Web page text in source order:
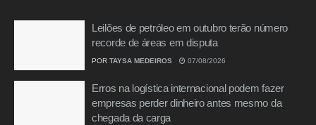
Leilões de petróleo em outubro terão número
recorde de áreas em disputa
POR TAYSA MEDEIROS 07/08/2026
Erros na logística internacional podem fazer
empresas perder dinheiro antes mesmo da
chegada da carga